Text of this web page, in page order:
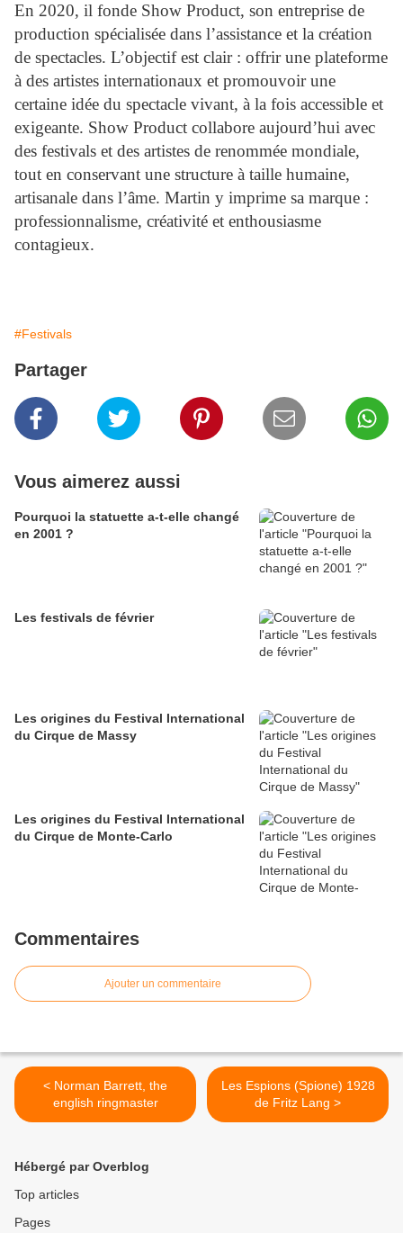
En 2020, il fonde Show Product, son entreprise de
production spécialisée dans l’assistance et la création
de spectacles. L’objectif est clair : offrir une plateforme
à des artistes internationaux et promouvoir une
certaine idée du spectacle vivant, à la fois accessible et
exigeante. Show Product collabore aujourd’hui avec
des festivals et des artistes de renommée mondiale,
tout en conservant une structure à taille humaine,
artisanale dans l’âme. Martin y imprime sa marque :
professionnalisme, créativité et enthousiasme
contagieux.
#Festivals
Partager
Vous aimerez aussi
Pourquoi la statuette a-t-elle changé
en 2001 ?
Les festivals de février
Les origines du Festival International
du Cirque de Massy
Les origines du Festival International
du Cirque de Monte-Carlo
Commentaires
Ajouter un commentaire
< Norman Barrett, the
english ringmaster
Les Espions (Spione) 1928
de Fritz Lang >
Hébergé par Overblog
Top articles
Pages